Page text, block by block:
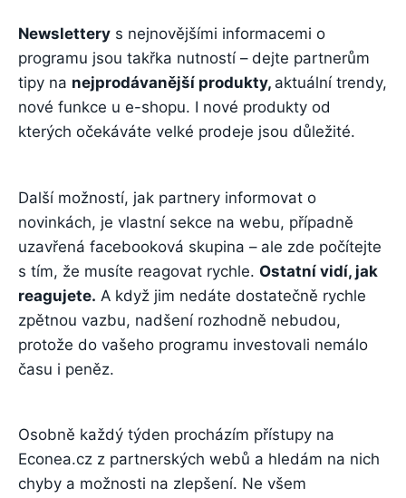
Newslettery s nejnovějšími informacemi o
programu jsou takřka nutností – dejte partnerům
tipy na nejprodávanější produkty, aktuální trendy,
nové funkce u e-shopu. I nové produkty od
kterých očekáváte velké prodeje jsou důležité.
Další možností, jak partnery informovat o
novinkách, je vlastní sekce na webu, případně
uzavřená facebooková skupina – ale zde počítejte
s tím, že musíte reagovat rychle. Ostatní vidí, jak
reagujete. A když jim nedáte dostatečně rychle
zpětnou vazbu, nadšení rozhodně nebudou,
protože do vašeho programu investovali nemálo
času i peněz.
Osobně každý týden procházím přístupy na
Econea.cz z partnerských webů a hledám na nich
chyby a možnosti na zlepšení. Ne všem